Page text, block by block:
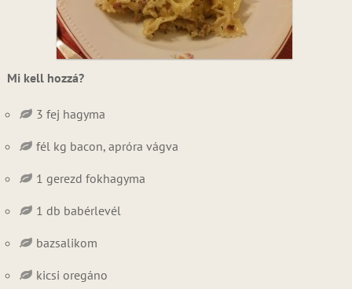
Mi kell hozzá?
3 fej hagyma
fél kg bacon, apróra vágva
1 gerezd fokhagyma
1 db babérlevél
bazsalikom
kicsi oregáno